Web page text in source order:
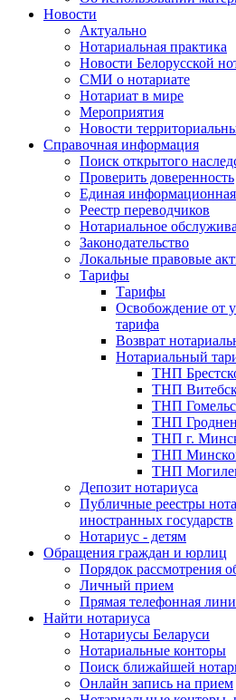
Новости
Актуально
Нотариальная практика
Новости Белорусской
СМИ о нотариате
Нотариат в мире
Мероприятия
Новости
Справочная информация
Поиск открытого
Проверить доверенность
Единая
Реестр переводчиков
Нотариальное
Законодательство
Локальные правовые
Тарифы
Тарифы
Освобождение от
тарифа
Возврат
Нотариальный
ТНП
ТНП
ТНП
ТНП
ТНП г.
ТНП
ТНП
Депозит нотариуса
Публичные реестры
иностранных государств
Нотариус - детям
Обращения граждан и юрлиц
Порядок рассмотрения
Личный прием
Прямая телефонная
Найти нотариуса
Нотариусы Беларуси
Нотариальные конторы
Поиск ближайшей
Онлайн запись на прием